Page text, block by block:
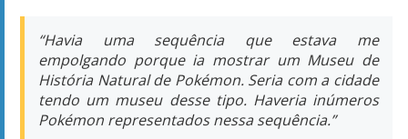
“Havia uma sequência que estava me
empolgando porque ia mostrar um Museu de
História Natural de Pokémon. Seria com a cidade
tendo um museu desse tipo. Haveria inúmeros
Pokémon representados nessa sequência.”